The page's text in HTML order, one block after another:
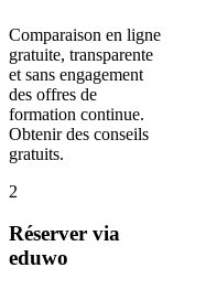
Comparaison en ligne
gratuite, transparente
et sans engagement
des offres de
formation continue.
Obtenir des conseils
gratuits.
2
Réserver via
eduwo